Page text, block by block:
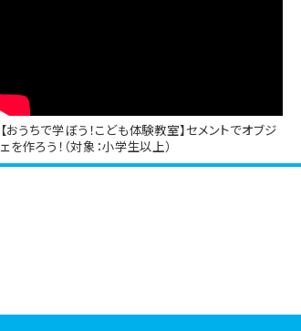
【おうちで学ぼう！こども体験教室】セメントでオブジ
ェを作ろう！（対象：小学生以上）